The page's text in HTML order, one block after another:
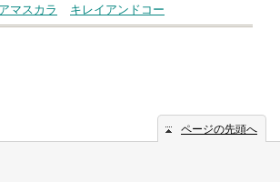
マスカラ キレイアンドコー
ページの先頭へ